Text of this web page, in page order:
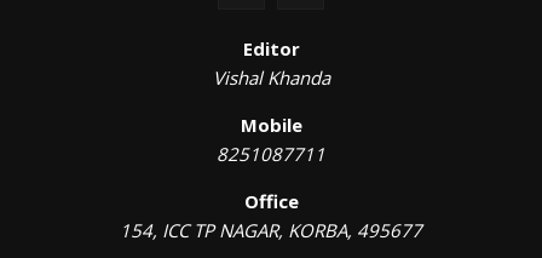
Editor
Vishal Khanda
Mobile
8251087711
Office
154, ICC TP NAGAR, KORBA, 495677